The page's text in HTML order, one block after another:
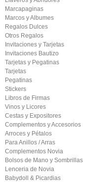
Marcapaginas
Marcos y Albumes
Regalos Dulces
Otros Regalos
Invitaciones y Tarjetas
Invitaciones Bautizo
Tarjetas y Pegatinas
Tarjetas
Pegatinas
Stickers
Libros de Firmas
Vinos y Licores
Cestas y Expositores
Complementos y Accesorios
Arroces y Pétalos
Para Anillos / Arras
Complementos Novia
Bolsos de Mano y Sombrillas
Lenceria de Novia
Babydoll & Picardias